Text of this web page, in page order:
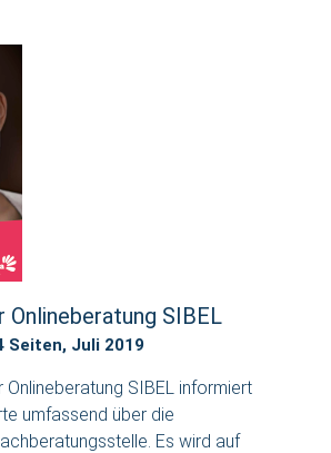
Onlineberatung SIBEL
Seiten, Juli 2019
SIBEL informiert
umfassend über die
Es wird auf